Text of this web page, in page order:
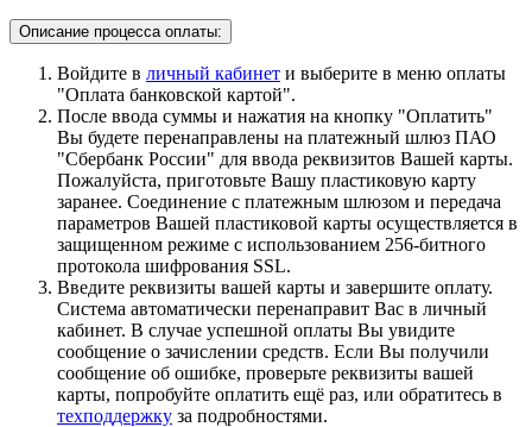
Описание процесса оплаты:
Войдите в личный кабинет и выберите в меню оплаты
"Оплата банковской картой".
После ввода суммы и нажатия на кнопку "Оплатить"
Вы будете перенаправлены на платежный шлюз ПАО
"Сбербанк России" для ввода реквизитов Вашей карты.
Пожалуйста, приготовьте Вашу пластиковую карту
заранее. Соединение с платежным шлюзом и передача
параметров Вашей пластиковой карты осуществляется в
защищенном режиме с использованием 256-битного
протокола шифрования SSL.
Введите реквизиты вашей карты и завершите оплату.
Система автоматически перенаправит Вас в личный
кабинет. В случае успешной оплаты Вы увидите
сообщение о зачислении средств. Если Вы получили
сообщение об ошибке, проверьте реквизиты вашей
карты, попробуйте оплатить ещё раз, или обратитесь в
техподдержку за подробностями.